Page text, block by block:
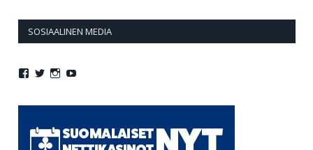
SOSIAALINEN MEDIA
Näytä
Facebook
Näytä
Twitter
Näytä
Instagram
Näytä
YouTube